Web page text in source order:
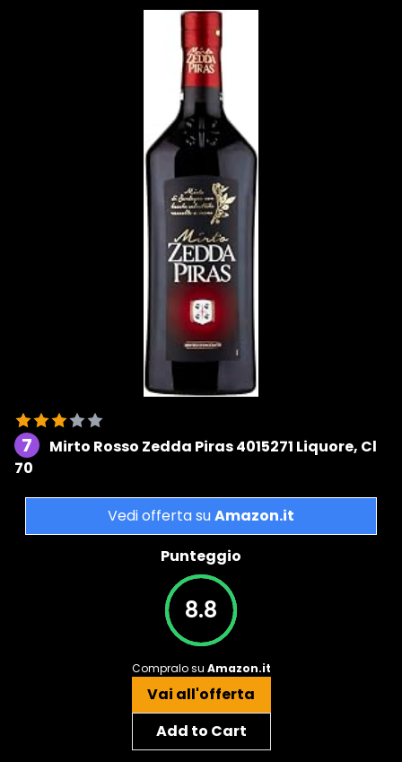
7
Mirto Rosso Zedda Piras 4015271 Liquore, Cl
70
Vedi offerta suAmazon.it
Punteggio
8.8
Compralo su Amazon.it
Vai all'offerta
Add to Cart